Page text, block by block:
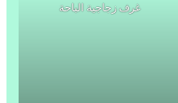
غرف زجاجية الباحة